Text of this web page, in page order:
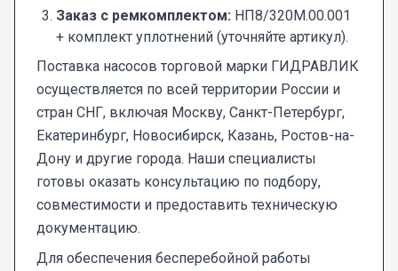
Заказ с ремкомплектом: НП8/320М.00.001
+ комплект уплотнений (уточняйте артикул).
Поставка насосов торговой марки ГИДРАВЛИК
осуществляется по всей территории России и
стран СНГ, включая Москву, Санкт-Петербург,
Екатеринбург, Новосибирск, Казань, Ростов-на-
Дону и другие города. Наши специалисты
готовы оказать консультацию по подбору,
совместимости и предоставить техническую
документацию.
Для обеспечения бесперебойной работы